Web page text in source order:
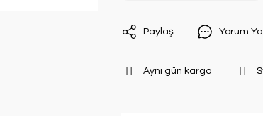
Paylaş Yorum
Aynı gün kargo